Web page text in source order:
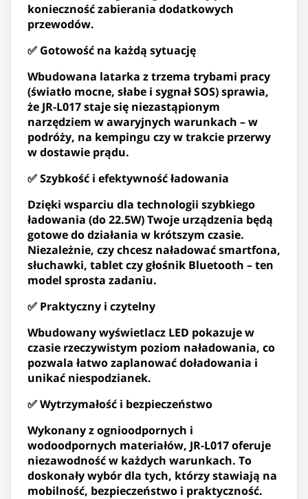
konieczność zabierania dodatkowych
przewodów.
✅ Gotowość na każdą sytuację
Wbudowana latarka z trzema trybami pracy
(światło mocne, słabe i sygnał SOS) sprawia,
że JR-L017 staje się niezastąpionym
narzędziem w awaryjnych warunkach – w
podróży, na kempingu czy w trakcie przerwy
w dostawie prądu.
✅ Szybkość i efektywność ładowania
Dzięki wsparciu dla technologii szybkiego
ładowania (do 22.5W) Twoje urządzenia będą
gotowe do działania w krótszym czasie.
Niezależnie, czy chcesz naładować smartfona,
słuchawki, tablet czy głośnik Bluetooth – ten
model sprosta zadaniu.
✅ Praktyczny i czytelny
Wbudowany wyświetlacz LED pokazuje w
czasie rzeczywistym poziom naładowania, co
pozwala łatwo zaplanować doładowania i
unikać niespodzianek.
✅ Wytrzymałość i bezpieczeństwo
Wykonany z ognioodpornych i
wodoodpornych materiałów, JR-L017 oferuje
niezawodność w każdych warunkach. To
doskonały wybór dla tych, którzy stawiają na
mobilność, bezpieczeństwo i praktyczność.